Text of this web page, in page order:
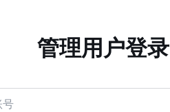
管理用户登录